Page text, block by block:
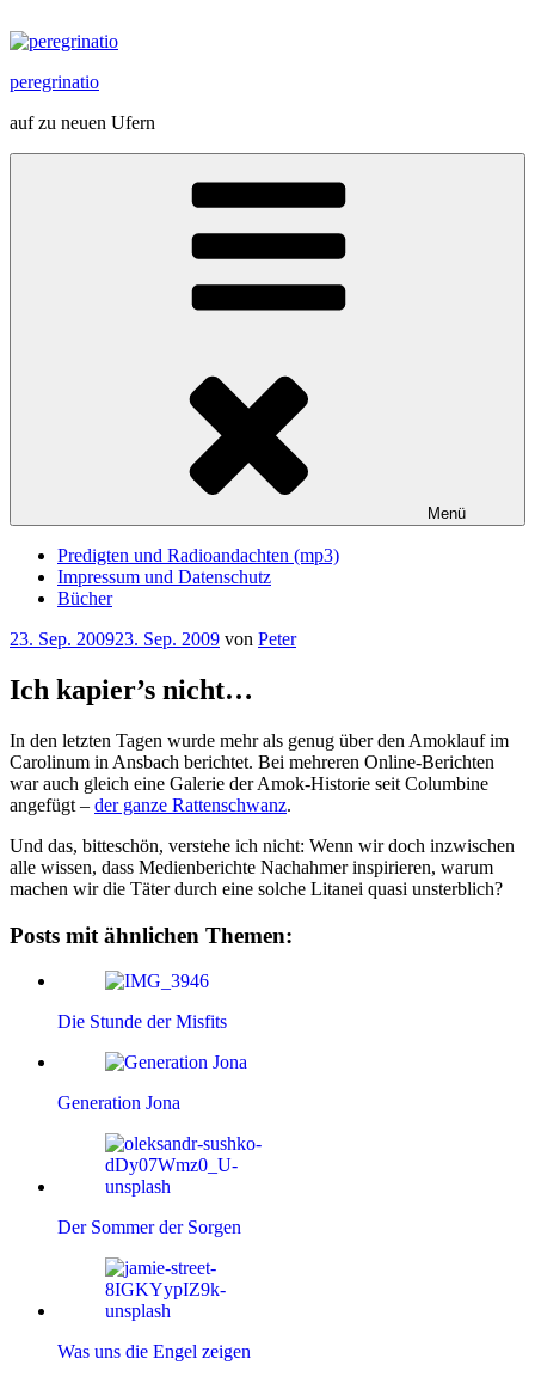
Inhalt
peregrinatio
auf zu neuen Ufern
Menü
Predigten und Radioandachten (mp3)
Impressum und Datenschutz
Bücher
Veröffentlicht
23. Sep. 200923. Sep. 2009 von Peter
Ich kapier’s nicht…
In den letzten Tagen wurde mehr als genug über den Amoklauf im
Carolinum in Ansbach berichtet. Bei mehreren Online-Berichten
war auch gleich eine Galerie der Amok-Historie seit Columbine
angefügt – der ganze Rattenschwanz.
Und das, bitteschön, verstehe ich nicht: Wenn wir doch inzwischen
alle wissen, dass Medienberichte Nachahmer inspirieren, warum
machen wir die Täter durch eine solche Litanei quasi unsterblich?
Posts mit ähnlichen Themen:
Die Stunde der Misfits
Generation Jona
Der Sommer der Sorgen
Was uns die Engel zeigen